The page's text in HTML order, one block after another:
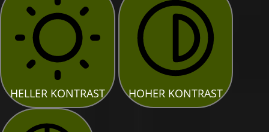
HELLER KONTRAST HOHER KONTRAST